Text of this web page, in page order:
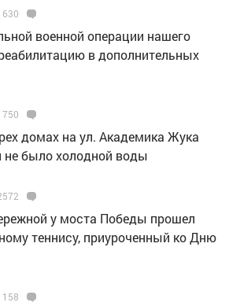
военной операции нашего
в дополнительных
домах на ул. Академика Жука
не было холодной воды
у моста Победы прошел
теннису, приуроченный ко Дню